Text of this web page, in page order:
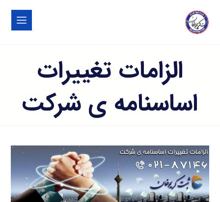
الزامات تغییرات
اساسنامه ی شرکت